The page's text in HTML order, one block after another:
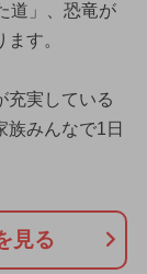
道」、恐竜が
す。
充実している
族みんなで1日
見る